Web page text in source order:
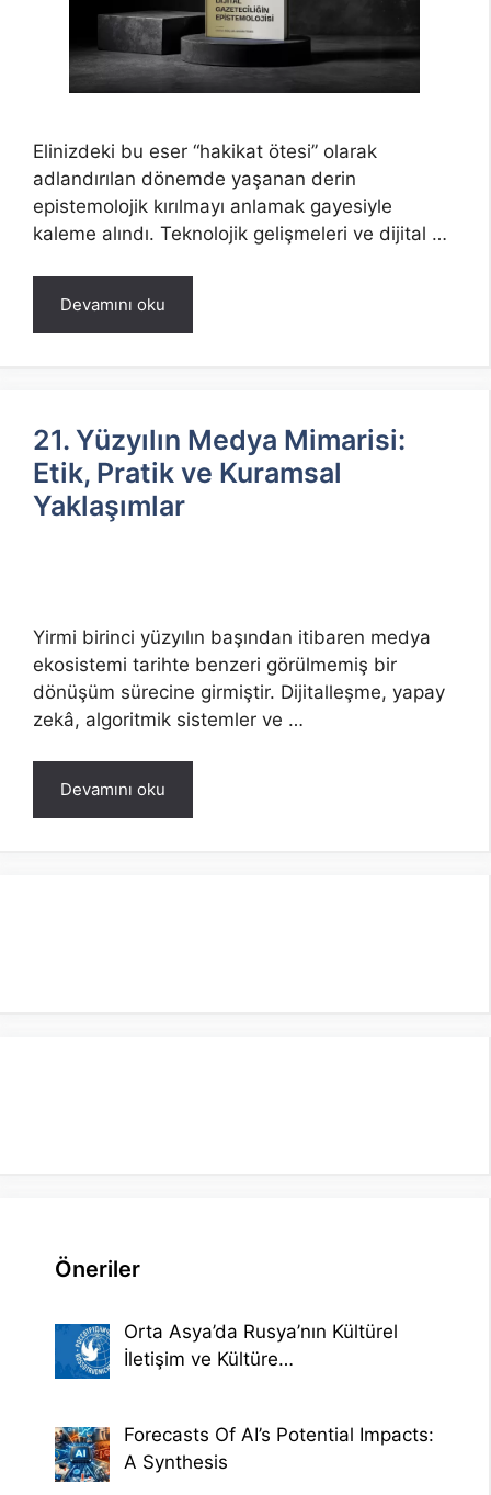
Elinizdeki bu eser “hakikat ötesi” olarak
adlandırılan dönemde yaşanan derin
epistemolojik kırılmayı anlamak gayesiyle
kaleme alındı. Teknolojik gelişmeleri ve dijital …
Devamını oku
21. Yüzyılın Medya Mimarisi:
Etik, Pratik ve Kuramsal
Yaklaşımlar
Yirmi birinci yüzyılın başından itibaren medya
ekosistemi tarihte benzeri görülmemiş bir
dönüşüm sürecine girmiştir. Dijitalleşme, yapay
zekâ, algoritmik sistemler ve …
Devamını oku
Öneriler
Orta Asya’da Rusya’nın Kültürel
İletişim ve Kültüre…
Forecasts Of AI’s Potential Impacts:
A Synthesis